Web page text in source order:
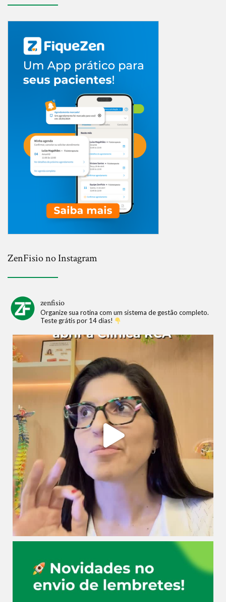
ZenFisio no Instagram
zenfisio
Organize sua rotina com um sistema de gestão completo.
Teste grátis por 14 dias!